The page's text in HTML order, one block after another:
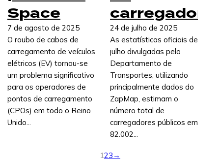
Leia mais
Space
7 de agosto de 2025
O roubo de cabos de
carregamento de veículos
elétricos (EV) tornou-se
um problema significativo
para os operadores de
pontos de carregamento
(CPOs) em todo o Reino
Unido...
24 de julho de 2025
As estatísticas oficiais de
julho divulgadas pelo
Departamento de
Transportes, utilizando
principalmente dados do
ZapMap, estimam o
número total de
carregadores públicos em
82.002...
123 →